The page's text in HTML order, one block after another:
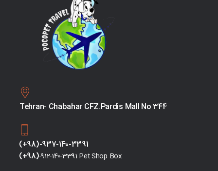
Tehran- Chabahar CFZ.Pardis Mall No 344
(+98)-937-140-3391
(+98)-912-140-3391 Pet Shop Box